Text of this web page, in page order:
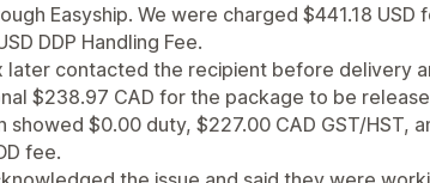
Easyship. We were charged $441.18 USD
DDP Handling Fee.
later contacted the recipient before delivery
$238.97 CAD for the package to be
showed $0.00 duty, $227.00 CAD GST/HST,
fee.